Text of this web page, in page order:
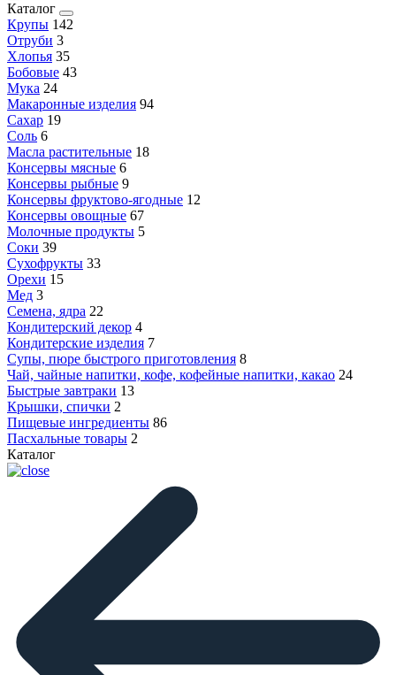
Каталог
Крупы 142
Отруби 3
Хлопья 35
Бобовые 43
Мука 24
Макаронные изделия 94
Сахар 19
Соль 6
Масла растительные 18
Консервы мясные 6
Консервы рыбные 9
Консервы фруктово-ягодные 12
Консервы овощные 67
Молочные продукты 5
Соки 39
Сухофрукты 33
Орехи 15
Мед 3
Семена, ядра 22
Кондитерский декор 4
Кондитерские изделия 7
Супы, пюре быстрого приготовления 8
Чай, чайные напитки, кофе, кофейные напитки, какао 24
Быстрые завтраки 13
Крышки, спички 2
Пищевые ингредиенты 86
Пасхальные товары 2
Каталог